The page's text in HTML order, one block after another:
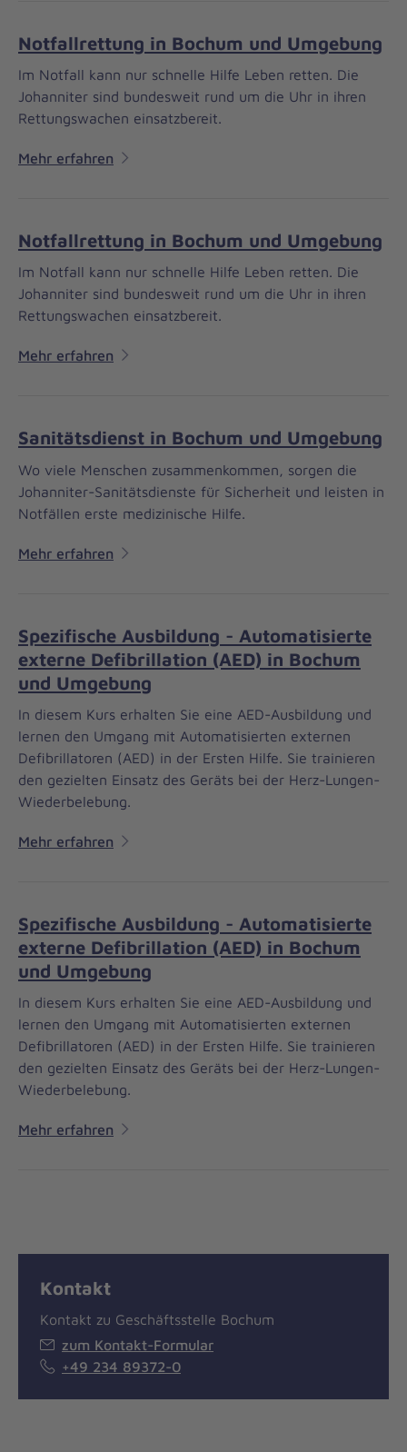
Notfallrettung in Bochum und Umgebung
Im Notfall kann nur schnelle Hilfe Leben retten. Die
Johanniter sind bundesweit rund um die Uhr in ihren
Rettungswachen einsatzbereit.
Mehr erfahren
Notfallrettung in Bochum und Umgebung
Im Notfall kann nur schnelle Hilfe Leben retten. Die
Johanniter sind bundesweit rund um die Uhr in ihren
Rettungswachen einsatzbereit.
Mehr erfahren
Sanitätsdienst in Bochum und Umgebung
Wo viele Menschen zusammenkommen, sorgen die
Johanniter-Sanitätsdienste für Sicherheit und leisten in
Notfällen erste medizinische Hilfe.
Mehr erfahren
Spezifische Ausbildung - Automatisierte
externe Defibrillation (AED) in Bochum
und Umgebung
In diesem Kurs erhalten Sie eine AED-Ausbildung und
lernen den Umgang mit Automatisierten externen
Defibrillatoren (AED) in der Ersten Hilfe. Sie trainieren
den gezielten Einsatz des Geräts bei der Herz-Lungen-
Wiederbelebung.
Mehr erfahren
Spezifische Ausbildung - Automatisierte
externe Defibrillation (AED) in Bochum
und Umgebung
In diesem Kurs erhalten Sie eine AED-Ausbildung und
lernen den Umgang mit Automatisierten externen
Defibrillatoren (AED) in der Ersten Hilfe. Sie trainieren
den gezielten Einsatz des Geräts bei der Herz-Lungen-
Wiederbelebung.
Mehr erfahren
Kontakt
Kontakt zu Geschäftsstelle Bochum
zum Kontakt-Formular
+49 234 89372-0